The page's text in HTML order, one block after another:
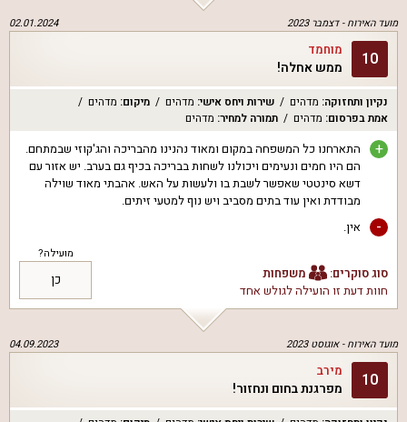
מועד האירוח -דצמבר 2023 02.01.2024
10 מוחמד
ממש אחלה!
נקיון ותחזוקה: מדהים שירות ויחס אישי: מדהים מיקום: מדהים
אמת בפרסום: מדהים תמורה למחיר: מדהים
+
התארחנו כל המשפחה במקום ומאוד נהנינו מהבריכה והג'קוזי שבמתחם.
הם היו חמים ונעימים ויכולנו לשחות בבריכה בכיף גם בערב. יש אזור עם
דשא סינטטי שאפשר לשבת בו ולעשות על האש. אהבתי מאוד שוילה
מבודדת ואין עוד בתים מסביב ויש נוף למטעי זיתים.
- אין.
סוג סוקרים:
משפחות
חוות דעת זו הועילה לגולש אחד
מועילה?
כן
מועד האירוח -אוגוסט 2023 04.09.2023
10 מירב
מפרגנת בחום ונחזור!